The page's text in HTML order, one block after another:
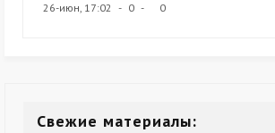
26-июн, 17:02 0 0
Свежие материалы: